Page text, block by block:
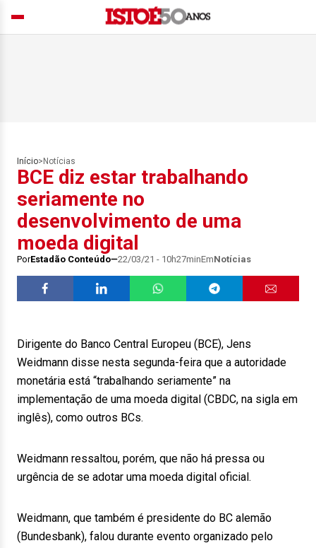
Início> Notícias
BCE diz estar trabalhando
seriamente no
desenvolvimento de uma
moeda digital
PorEstadão Conteúdo 22/03/21 - 10h27minEmNotícias
Dirigente do Banco Central Europeu (BCE), Jens
Weidmann disse nesta segunda-feira que a autoridade
monetária está “trabalhando seriamente” na
implementação de uma moeda digital (CBDC, na sigla em
inglês), como outros BCs.
Weidmann ressaltou, porém, que não há pressa ou
urgência de se adotar uma moeda digital oficial.
Weidmann, que também é presidente do BC alemão
(Bundesbank), falou durante evento organizado pelo